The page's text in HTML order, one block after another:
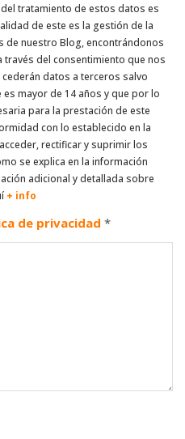
tratamiento de estos datos es
de este es la gestión de la
de nuestro Blog, encontrándonos
del consentimiento que nos
datos a terceros salvo
mayor de 14 años y que por lo
para la prestación de este
con lo establecido en la
rectificar y suprimir los
se explica en la información
adicional y detallada sobre
+ info
de privacidad *